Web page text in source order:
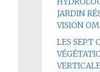
JARDIN
VISION
LES SEPT